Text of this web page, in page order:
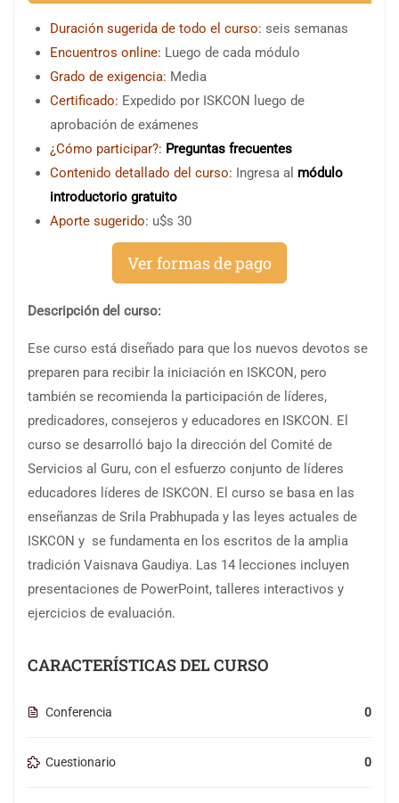
Duración sugerida de todo el curso: seis semanas
Encuentros online: Luego de cada módulo
Grado de exigencia: Media
Certificado: Expedido por ISKCON luego de
aprobación de exámenes
¿Cómo participar?: Preguntas frecuentes
Contenido detallado del curso: Ingresa al módulo
introductorio gratuito
Aporte sugerido: u$s 30
Ver formas de pago
Descripción del curso:
Ese curso está diseñado para que los nuevos devotos se
preparen para recibir la iniciación en ISKCON, pero
también se recomienda la participación de líderes,
predicadores, consejeros y educadores en ISKCON. El
curso se desarrolló bajo la dirección del Comité de
Servicios al Guru, con el esfuerzo conjunto de líderes
educadores líderes de ISKCON. El curso se basa en las
enseñanzas de Srila Prabhupada y las leyes actuales de
ISKCON y se fundamenta en los escritos de la amplia
tradición Vaisnava Gaudiya. Las 14 lecciones incluyen
presentaciones de PowerPoint, talleres interactivos y
ejercicios de evaluación.
CARACTERÍSTICAS DEL CURSO
Conferencia 0
Cuestionario 0